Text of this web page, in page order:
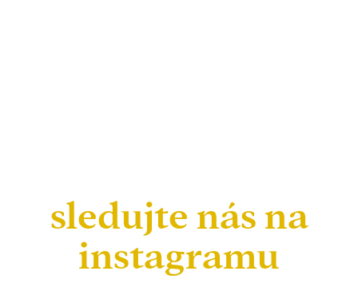
sledujte nás na
instagramu